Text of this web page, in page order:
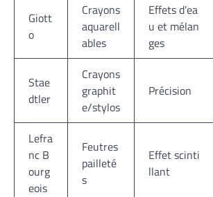
Giott
o
Crayons
aquarell
ables
Effets d’ea
u et mélan
ges
Stae
dtler
Crayons
graphit
e/stylos
Précision
Lefra
nc B
ourg
eois
Feutres
pailleté
s
Effet scinti
llant